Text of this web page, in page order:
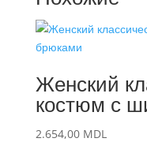
Женский
костюм с
2.654,00 MDL